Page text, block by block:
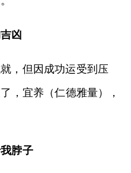
凶
，但因成功运受到压
，宜养（仁德雅量），
脖子